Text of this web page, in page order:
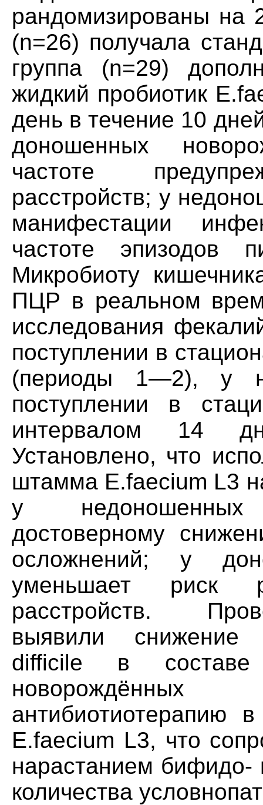
рандомизированы на
(n=26) получала
группа (n=29)
жидкий пробиотик
день в течение 10
доношенных
частоте
расстройств; у
манифестации
частоте эпизодов
Микробиоту
ПЦР в реальном
исследования
поступлении в
(периоды 1—2), у
поступлении в
интервалом 14
Установлено, что
штамма E.faecium L3
у недоношенных
достоверному
осложнений; у
уменьшает риск
расстройств.
выявили снижение
difficile в составе
антибиотиотерапию
E.faecium L3, что
нарастанием
количества